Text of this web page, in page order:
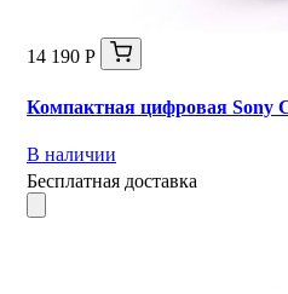
14 190 Р
Компактная цифровая Sony
В наличии
Бесплатная доставка